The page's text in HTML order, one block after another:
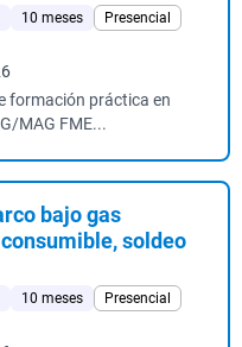
10 meses
Presencial
formación práctica en
MAG FME...
bajo gas
soldeo
10 meses
Presencial